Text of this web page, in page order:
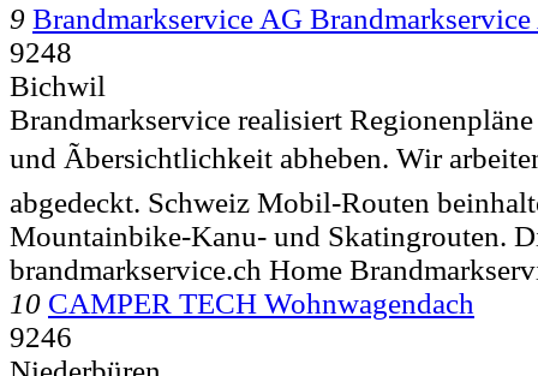
9 Brandmarkservice AG
9248
Bichwil
Brandmarkservice realisiert
und Ãbersichtlichkeit abheben. Wir
abgedeckt. Schweiz Mobil-Routen
Mountainbike-Kanu- und Skatingrouten.
brandmarkservice.ch Home
10 CAMPER TECH Wohnwagendach
9246